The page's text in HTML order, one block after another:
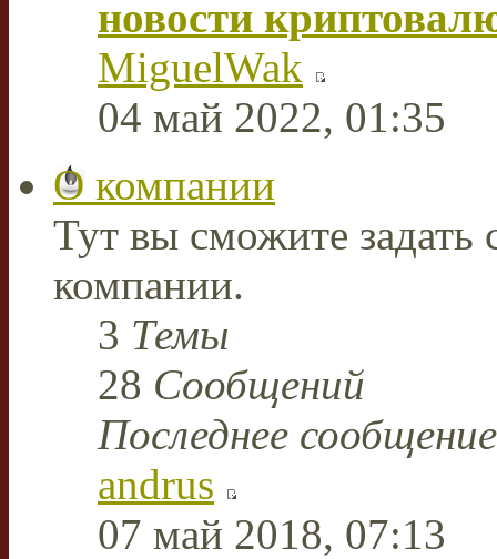
новости
MiguelWak
04 май 2022, 01:35
О компании
Тут вы сможите
компании.
3 Темы
28 Сообщений
Последнее сообщение
andrus
07 май 2018, 07:13